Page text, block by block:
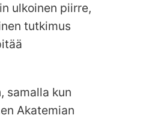
ulkoinen piirre,
tutkimus
samalla kun
Akatemian